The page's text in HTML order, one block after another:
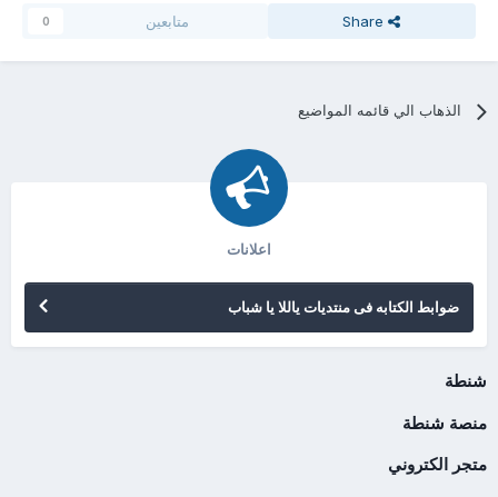
Share متابعين 0
الذهاب الي قائمه المواضيع
اعلانات
ضوابط الكتابه فى منتديات ياللا يا شباب
شنطة
منصة شنطة
متجر الكتروني